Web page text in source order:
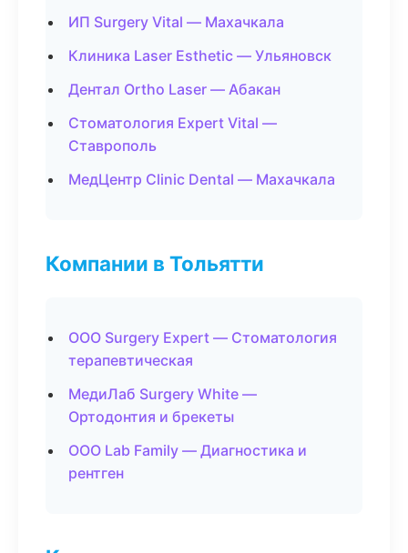
ИП Surgery Vital — Махачкала
Клиника Laser Esthetic — Ульяновск
Дентал Ortho Laser — Абакан
Стоматология Expert Vital —
Ставрополь
МедЦентр Clinic Dental — Махачкала
Компании в Тольятти
ООО Surgery Expert — Стоматология
терапевтическая
МедиЛаб Surgery White —
Ортодонтия и брекеты
ООО Lab Family — Диагностика и
рентген